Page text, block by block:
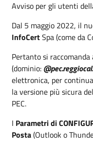
Avviso per gli utenti
Dal 5 maggio 2022, il
InfoCertSpa (come da
Pertanto si
(dominio:
elettronica, per
la versione più sicura
PEC.
I Parametri di
Posta(Outlook o